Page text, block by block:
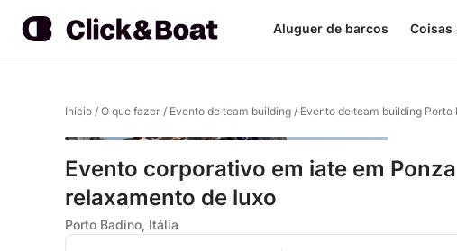
Aluguer de barcos Coisas
Início / O que fazer / Evento de team building / Evento de team building Porto
Evento corporativo em iate em
relaxamento de luxo
Porto Badino, Itália